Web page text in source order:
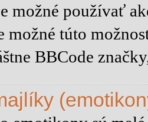
možné používať
možné túto
BBCode